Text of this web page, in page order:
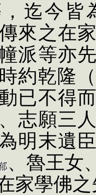
迄今皆
來之在
派等亦
約乾隆
已不得
志願三
明末遺
、魯王女
家學佛